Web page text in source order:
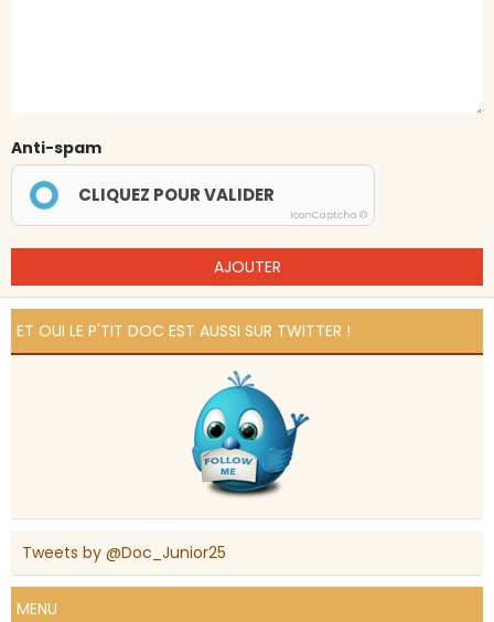
Anti-spam
CLIQUEZ POUR VALIDER
IconCaptcha ©
AJOUTER
ET OUI LE P'TIT DOC EST AUSSI SUR TWITTER !
Tweets by @Doc_Junior25
MENU